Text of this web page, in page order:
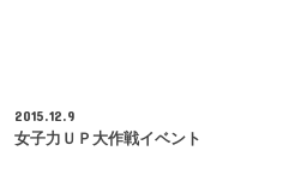
2015.12.9
女子力ＵＰ大作戦イベント